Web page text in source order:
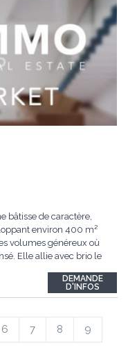
bâtisse de caractère,
environ 400 m²
volumes généreux où
Elle allie avec brio le
et fonctionnelle a
DEMANDE
D'INFOS
6 7 8 9